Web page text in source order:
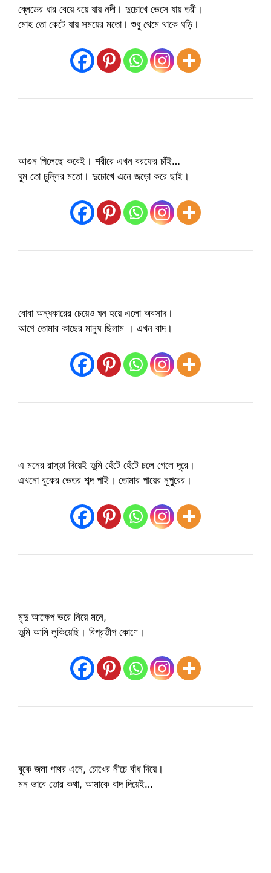
ব্লেডের ধার বেয়ে বয়ে যায় নদী। দুচোখে ভেসে যায় তরী।
মোহ তো কেটে যায় সময়ের মতো। শুধু থেমে থাকে ঘড়ি।
আগুন গিলেছে কবেই। শরীরে এখন বরফের চাঁই…
ঘুম তো চুল্লির মতো। দুচোখে এনে জড়ো করে ছাই।
বোবা অন্ধকারের চেয়েও ঘন হয়ে এলো অবসাদ।
আগে তোমার কাছের মানুষ ছিলাম । এখন বাদ।
এ মনের রাস্তা দিয়েই তুমি হেঁটে হেঁটে চলে গেলে দূরে।
এখনো বুকের ভেতর শব্দ পাই। তোমার পায়ের নূপুরের।
মৃদু আক্ষেপ ভরে নিয়ে মনে,
তুমি আমি লুকিয়েছি। বিপ্রতীপ কোণে।
বুকে জমা পাথর এনে, চোখের নীচে বাঁধ দিয়ে।
মন ভাবে তোর কথা, আমাকে বাদ দিয়েই…